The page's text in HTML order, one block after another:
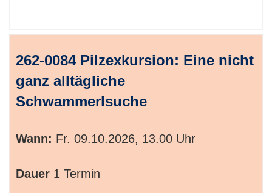
262-0084 Pilzexkursion: Eine nicht
ganz alltägliche
Schwammerlsuche
Wann: Fr. 09.10.2026, 13.00 Uhr
Dauer 1 Termin